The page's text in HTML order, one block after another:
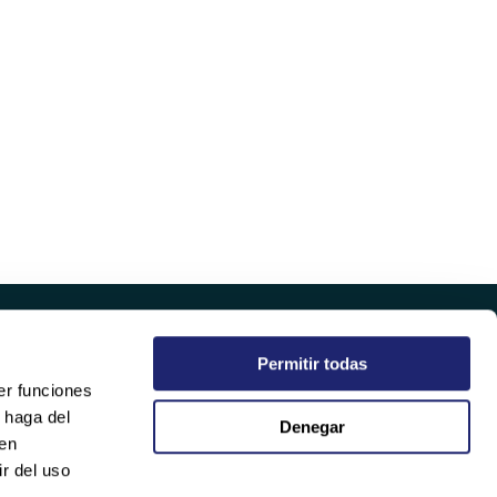
funciones
del
del uso
Permitir todas
Denegar
EMPRESA
QUIÉNES SOMOS
CALIDAD